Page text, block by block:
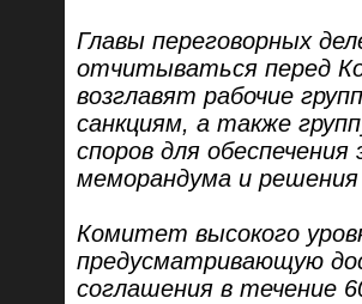
Главы переговорных
отчитываться перед
возглавят рабочие
санкциям, а также
споров для
меморандума и решения
Комитет высокого
предусматривающую
соглашения в течение